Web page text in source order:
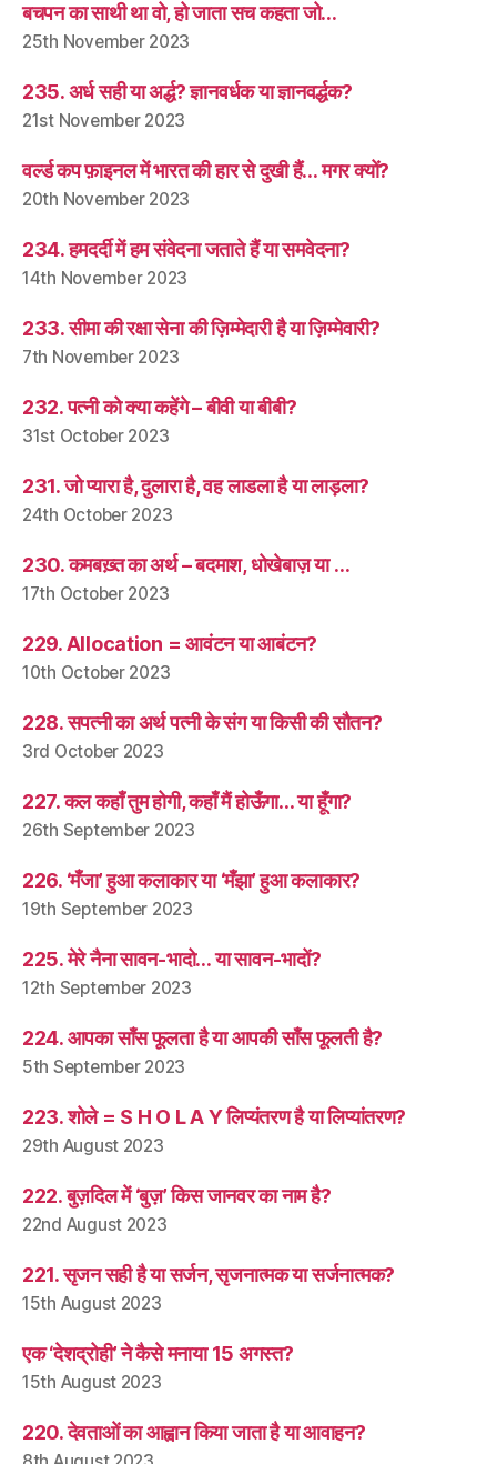
बचपन का साथी था वो, हो जाता सच कहता जो…
25th November 2023
235. अर्ध सही या अर्द्ध? ज्ञानवर्धक या ज्ञानवर्द्धक?
21st November 2023
वर्ल्ड कप फ़ाइनल में भारत की हार से दुखी हैं… मगर क्यों?
20th November 2023
234. हमदर्दी में हम संवेदना जताते हैं या समवेदना?
14th November 2023
233. सीमा की रक्षा सेना की ज़िम्मेदारी है या ज़िम्मेवारी?
7th November 2023
232. पत्नी को क्या कहेंगे – बीवी या बीबी?
31st October 2023
231. जो प्यारा है, दुलारा है, वह लाडला है या लाड़ला?
24th October 2023
230. कमबख़्त का अर्थ – बदमाश, धोखेबाज़ या …
17th October 2023
229. Allocation = आवंटन या आबंटन?
10th October 2023
228. सपत्नी का अर्थ पत्नी के संग या किसी की सौतन?
3rd October 2023
227. कल कहाँ तुम होगी, कहाँ मैं होऊँगा… या हूँगा?
26th September 2023
226. ‘मँजा’ हुआ कलाकार या ‘मँझा’ हुआ कलाकार?
19th September 2023
225. मेरे नैना सावन-भादो… या सावन-भादों?
12th September 2023
224. आपका साँस फूलता है या आपकी साँस फूलती है?
5th September 2023
223. शोले = S H O L A Y लिप्यंतरण है या लिप्यांतरण?
29th August 2023
222. बुज़दिल में ‘बुज़’ किस जानवर का नाम है?
22nd August 2023
221. सृजन सही है या सर्जन, सृजनात्मक या सर्जनात्मक?
15th August 2023
एक ‘देशद्रोही’ ने कैसे मनाया 15 अगस्त?
15th August 2023
220. देवताओं का आह्वान किया जाता है या आवाहन?